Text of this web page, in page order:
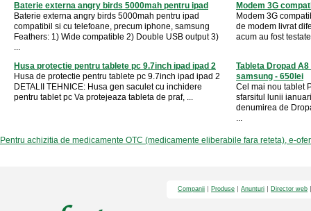
Baterie externa angry birds 5000mah pentru ipad
Baterie externa angry birds 5000mah pentru ipad
compatibil si cu telefoane, precum iphone, samsung
Feathers: 1) Wide compatible 2) Double USB output 3)
...
Modem 3G
Modem 3G
de modem livrat
acum au fost
Husa protectie pentru tablete pc 9.7inch ipad ipad 2
Husa de protectie pentru tablete pc 9.7inch ipad ipad 2
DETALII TEHNICE: Husa gen saculet cu inchidere
pentru tablet pc Va protejeaza tableta de praf, ...
Tableta Dropad
samsung - 650lei
Cel mai nou tablet
sfarsitul lunii
denumirea de
...
Pentru achizitia de medicamente OTC (medicamente eliberabile fara reteta), e-
Companii Produse Anunturi Director web